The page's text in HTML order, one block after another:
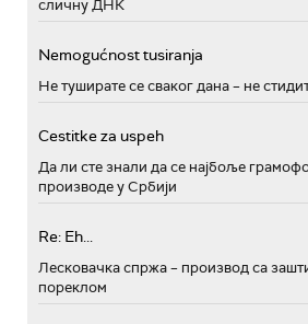
сличну ДНК
Nemogućnost tusiranja
Не туширате се сваког дана – не
Cestitke za uspeh
Да ли сте знали да се најбоље
производе у Србији
Re: Eh...
Лесковачка спржа – производ са
пореклом